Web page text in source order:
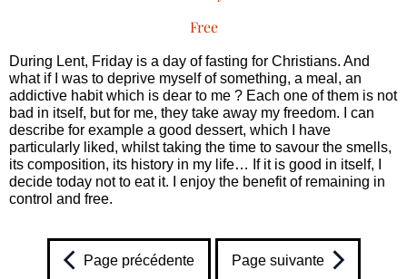
Free
During Lent, Friday is a day of fasting for Christians. And
what if I was to deprive myself of something, a meal, an
addictive habit which is dear to me ? Each one of them is not
bad in itself, but for me, they take away my freedom. I can
describe for example a good dessert, which I have
particularly liked, whilst taking the time to savour the smells,
its composition, its history in my life… If it is good in itself, I
decide today not to eat it. I enjoy the benefit of remaining in
control and free.
Page précédente Page suivante